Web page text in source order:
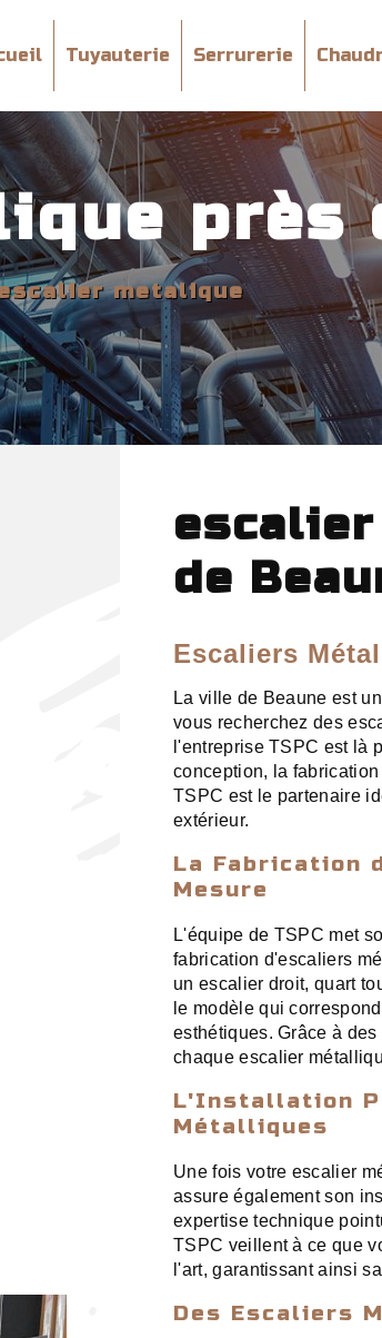
Tuyauterie Serrurerie
près
metalique
de
Escaliers
La ville de Beaune est
vous recherchez des
l'entreprise TSPC est là
conception, la
TSPC est le partenaire
extérieur.
La Fabrication
Mesure
L'équipe de TSPC met
fabrication d'escaliers
un escalier droit, quart
le modèle qui
esthétiques. Grâce à
chaque escalier
L'Installation
Métalliques
Une fois votre escalier
assure également son
expertise technique
TSPC veillent à ce que
l'art, garantissant ainsi
Des Escaliers